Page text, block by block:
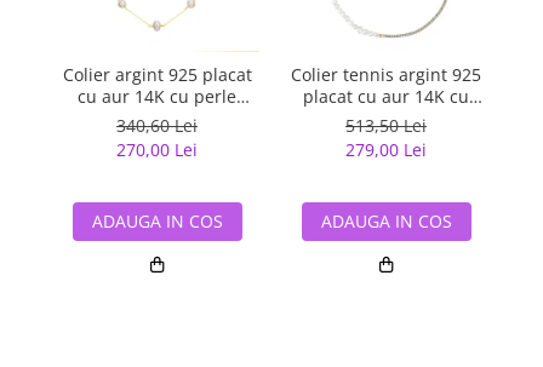
Colier argint 925 placat
cu aur 14K cu perle
naturale
340,60 Lei
270,00 Lei
ADAUGA IN COS
Colier tennis argint 925
placat cu aur 14K cu
perle si zirconiu
513,50 Lei
279,00 Lei
ADAUGA IN COS